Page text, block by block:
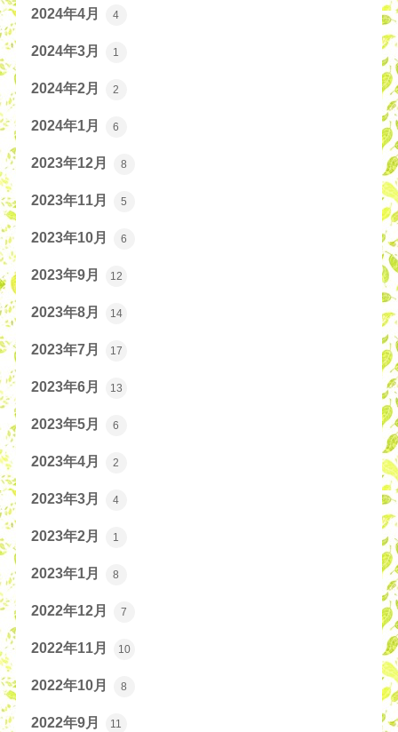
2024年4月 4
2024年3月 1
2024年2月 2
2024年1月 6
2023年12月 8
2023年11月 5
2023年10月 6
2023年9月 12
2023年8月 14
2023年7月 17
2023年6月 13
2023年5月 6
2023年4月 2
2023年3月 4
2023年2月 1
2023年1月 8
2022年12月 7
2022年11月 10
2022年10月 8
2022年9月 11